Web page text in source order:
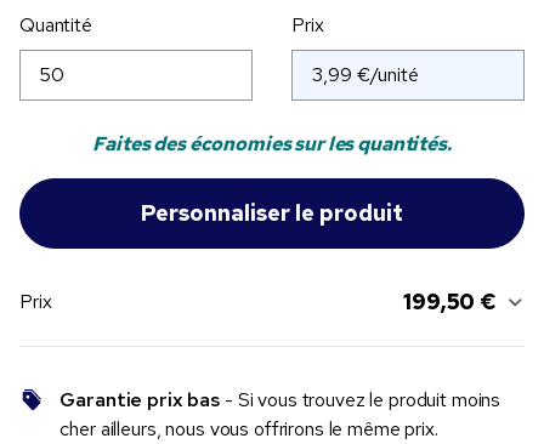
Quantité Prix
Faites des économies sur les quantités.
Prix 199,50 €
Garantie prix bas - Si vous trouvez le produit moins
cher ailleurs, nous vous offrirons le même prix.